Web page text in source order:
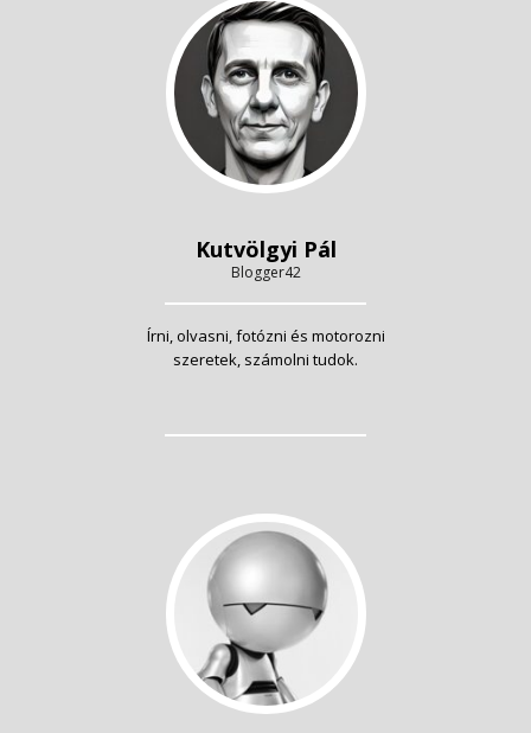
Kutvölgyi Pál
Blogger42
Írni, olvasni, fotózni és motorozni
szeretek, számolni tudok.